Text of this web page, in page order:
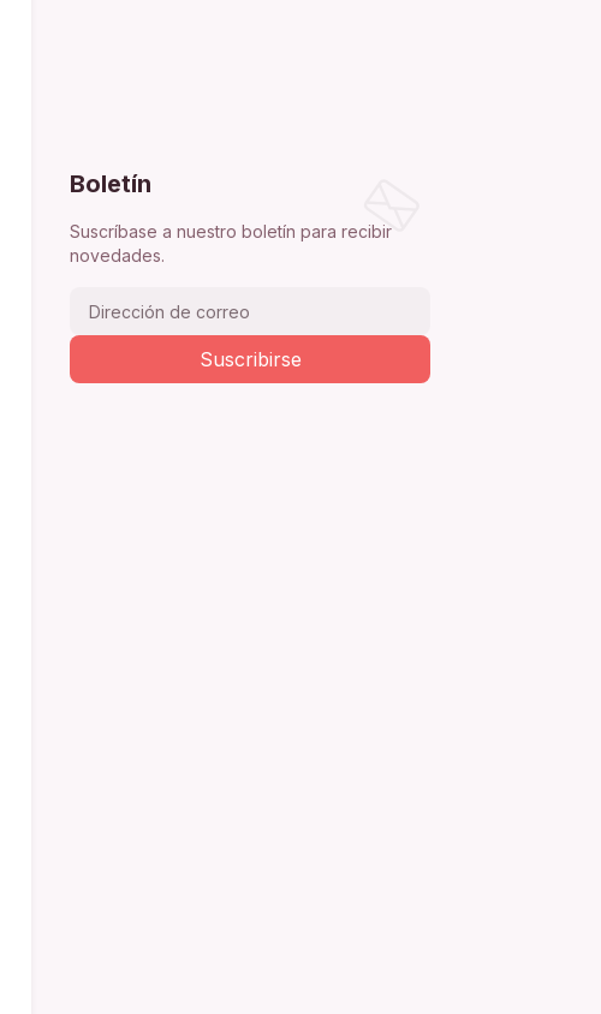
Boletín
Suscríbase a nuestro boletín para recibir
novedades.